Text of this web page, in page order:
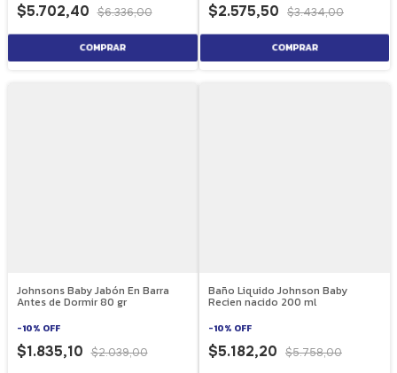
$5.702,40 $6.336,00 $2.575,50 $3.434,00
Johnsons Baby Jabón En Barra
Antes de Dormir 80 gr
-10% OFF
$1.835,10 $2.039,00
Baño Liquido Johnson Baby
Recien nacido 200 ml
-10% OFF
$5.182,20 $5.758,00